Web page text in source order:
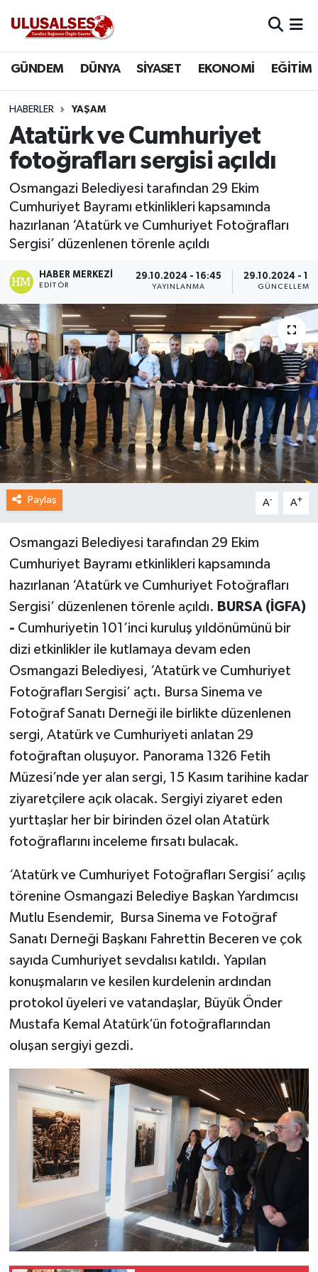
GÜNDEM DÜNYA SİYASET EKONOMİ EĞİTİM
HABERLER YAŞAM
Atatürk ve Cumhuriyet
fotoğrafları sergisi açıldı
Osmangazi Belediyesi tarafından 29 Ekim
Cumhuriyet Bayramı etkinlikleri kapsamında
hazırlanan ‘Atatürk ve Cumhuriyet Fotoğrafları
Sergisi’ düzenlenen törenle açıldı
HABER MERKEZI
EDITÖR
29.10.2024 - 16:45
YAYINLANMA
29.10.2024 -
GÜNCELLEME
Paylaş A- A+
Osmangazi Belediyesi tarafından 29 Ekim
Cumhuriyet Bayramı etkinlikleri kapsamında
hazırlanan ‘Atatürk ve Cumhuriyet Fotoğrafları
Sergisi’ düzenlenen törenle açıldı. BURSA (İGFA)
- Cumhuriyetin 101’inci kuruluş yıldönümünü bir
dizi etkinlikler ile kutlamaya devam eden
Osmangazi Belediyesi, ‘Atatürk ve Cumhuriyet
Fotoğrafları Sergisi’ açtı. Bursa Sinema ve
Fotoğraf Sanatı Derneği ile birlikte düzenlenen
sergi, Atatürk ve Cumhuriyeti anlatan 29
fotoğraftan oluşuyor. Panorama 1326 Fetih
Müzesi’nde yer alan sergi, 15 Kasım tarihine kadar
ziyaretçilere açık olacak. Sergiyi ziyaret eden
yurttaşlar her bir birinden özel olan Atatürk
fotoğraflarını inceleme fırsatı bulacak.
‘Atatürk ve Cumhuriyet Fotoğrafları Sergisi’ açılış
törenine Osmangazi Belediye Başkan Yardımcısı
Mutlu Esendemir, Bursa Sinema ve Fotoğraf
Sanatı Derneği Başkanı Fahrettin Beceren ve çok
sayıda Cumhuriyet sevdalısı katıldı. Yapılan
konuşmaların ve kesilen kurdelenin ardından
protokol üyeleri ve vatandaşlar, Büyük Önder
Mustafa Kemal Atatürk’ün fotoğraflarından
oluşan sergiyi gezdi.
DÜNYA
SİYASET
EKONOMİ
EĞİTİM
MAGAZİN
SPOR
Trafik Durumu
Süper Lig Puan Durumu ve Fikstür
Tüm Manşetler
Son Dakika Haberleri